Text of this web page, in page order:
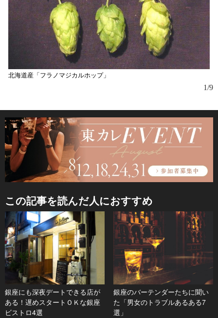
北海道産「フラノマジカルホップ」
1/9
この記事を読んだ人におすすめ
銀座にも深夜デートできる店が
ある！遅めスタートＯＫな銀座
ビストロ4選
銀座のバーテンダーたちに聞い
た「男女のトラブルあるある7
選」